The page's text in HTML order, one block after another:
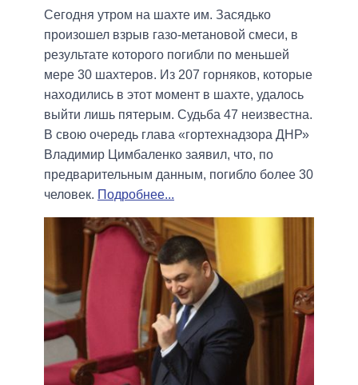
Сегодня утром на шахте им. Засядько
произошел взрыв газо-метановой смеси, в
результате которого погибли по меньшей
мере 30 шахтеров. Из 207 горняков, которые
находились в этот момент в шахте, удалось
выйти лишь пятерым. Судьба 47 неизвестна.
В свою очередь глава «гортехнадзора ДНР»
Владимир Цимбаленко заявил, что, по
предварительным данным, погибло более 30
человек. Подробнее...